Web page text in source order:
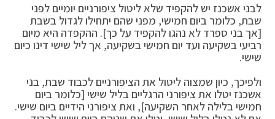
לבני אשכנז יש להקפיד שלא ליטול ציפורניים יומיים לפני
שבת, כלומר ביום חמישי, מפני שהם יתחילו לגדול בשבת
[אך בני ספרד לא נהגו להקפיד על כך]. ההקפדה היא מיום
רביעי בשקיעה ועד יום חמישי בשקיעה, אך ליל שישי דינו כיום
שישי.
ולפיכך, כיון שמצוה ליטול את הציפורניים לכבוד שבת, בני
אשכנז יטלו את ציפורני הרגליים בליל שישי [כלומר ביום
חמישי בלילה לאחר השקיעה], ואת ציפורני הידיים ביום שישי.